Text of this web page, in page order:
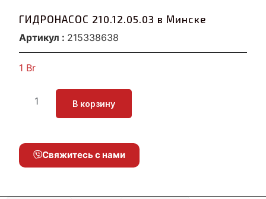
ГИДРОНАСОС 210.12.05.03 в Минске
Артикул : 215338638
1 Br
В корзину
Свяжитесь с нами